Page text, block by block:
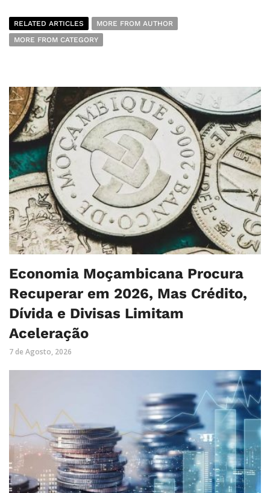
RELATED ARTICLES
MORE FROM AUTHOR
MORE FROM CATEGORY
Economia Moçambicana Procura
Recuperar em 2026, Mas Crédito,
Dívida e Divisas Limitam
Aceleração
7 de Agosto, 2026